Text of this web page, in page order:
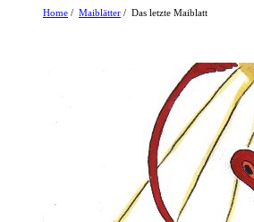
Home / Maiblätter / Das letzte Maiblatt